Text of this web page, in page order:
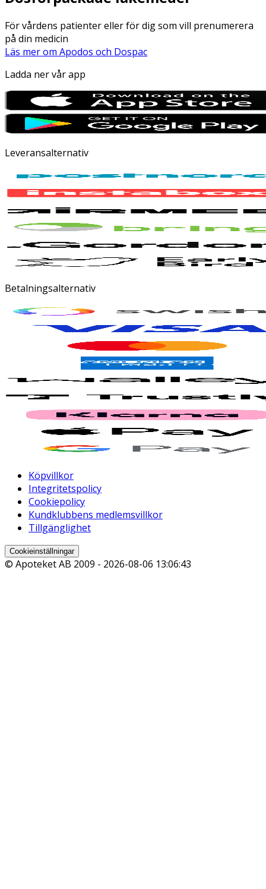
För vårdens patienter eller för dig som vill prenumerera
på din medicin
Läs mer om Apodos och Dospac
Ladda ner vår app
Leveransalternativ
Betalningsalternativ
Köpvillkor
Integritetspolicy
Cookiepolicy
Kundklubbens medlemsvillkor
Tillgänglighet
Cookieinställningar
© Apoteket AB 2009 - 2026-08-06 13:06:43